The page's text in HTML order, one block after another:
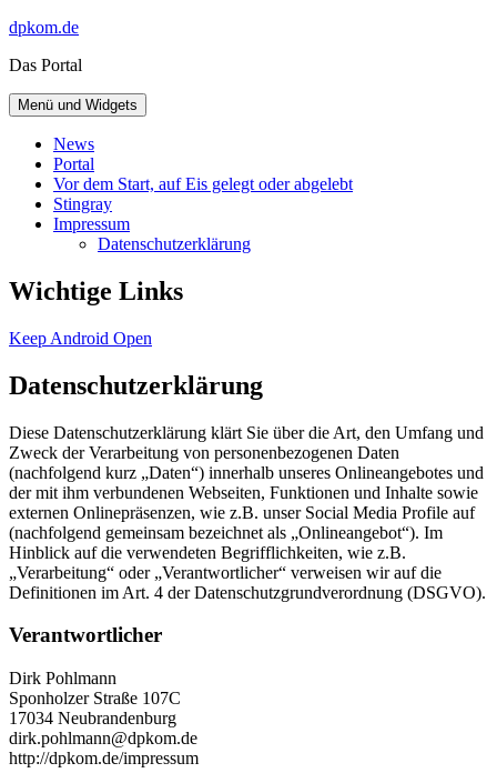
Zum
springen
dpkom.de
Das Portal
Menü und Widgets
News
Portal
Vor dem Start, auf Eis gelegt oder abgelebt
Stingray
Impressum
Datenschutzerklärung
Wichtige Links
Keep Android Open
Datenschutzerklärung
Diese Datenschutzerklärung klärt Sie über die Art, den Umfang und
Zweck der Verarbeitung von personenbezogenen Daten
(nachfolgend kurz „Daten“) innerhalb unseres Onlineangebotes und
der mit ihm verbundenen Webseiten, Funktionen und Inhalte sowie
externen Onlinepräsenzen, wie z.B. unser Social Media Profile auf
(nachfolgend gemeinsam bezeichnet als „Onlineangebot“). Im
Hinblick auf die verwendeten Begrifflichkeiten, wie z.B.
„Verarbeitung“ oder „Verantwortlicher“ verweisen wir auf die
Definitionen im Art. 4 der Datenschutzgrundverordnung (DSGVO).
Verantwortlicher
Dirk Pohlmann
Sponholzer Straße 107C
17034 Neubrandenburg
dirk.pohlmann@dpkom.de
http://dpkom.de/impressum